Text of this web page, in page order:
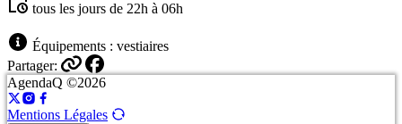
tous les jours de 22h à 06h
Équipements : vestiaires
Partager:
AgendaQ ©2026
Mentions Légales